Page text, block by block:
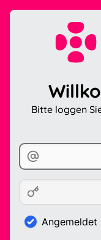
Bitte loggen
Angemeldet